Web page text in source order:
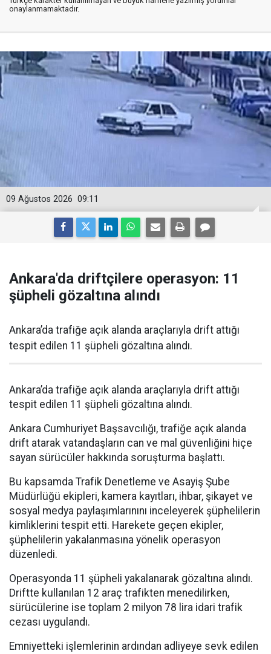
onaylanmamaktadır.
09:11
09 Ağustos 2026
Ankara'da driftçilere operasyon: 11
şüpheli gözaltına alındı
Ankara’da trafiğe açık alanda araçlarıyla drift attığı
tespit edilen 11 şüpheli gözaltına alındı.
Ankara’da trafiğe açık alanda araçlarıyla drift attığı
tespit edilen 11 şüpheli gözaltına alındı.
Ankara Cumhuriyet Başsavcılığı, trafiğe açık alanda
drift atarak vatandaşların can ve mal güvenliğini hiçe
sayan sürücüler hakkında soruşturma başlattı.
Bu kapsamda Trafik Denetleme ve Asayiş Şube
Müdürlüğü ekipleri, kamera kayıtları, ihbar, şikayet ve
sosyal medya paylaşımlarınını inceleyerek şüphelilerin
kimliklerini tespit etti. Harekete geçen ekipler,
şüphelilerin yakalanmasına yönelik operasyon
düzenledi.
Operasyonda 11 şüpheli yakalanarak gözaltına alındı.
Driftte kullanılan 12 araç trafikten menedilirken,
sürücülerine ise toplam 2 milyon 78 lira idari trafik
cezası uygulandı.
Emniyetteki işlemlerinin ardından adliyeye sevk edilen